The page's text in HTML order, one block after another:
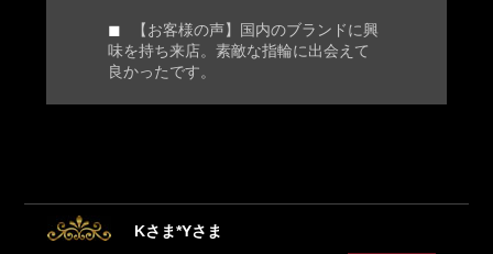
【お客様の声】国内のブランドに興
味を持ち来店。素敵な指輪に出会えて
良かったです。
Kさま*Yさま